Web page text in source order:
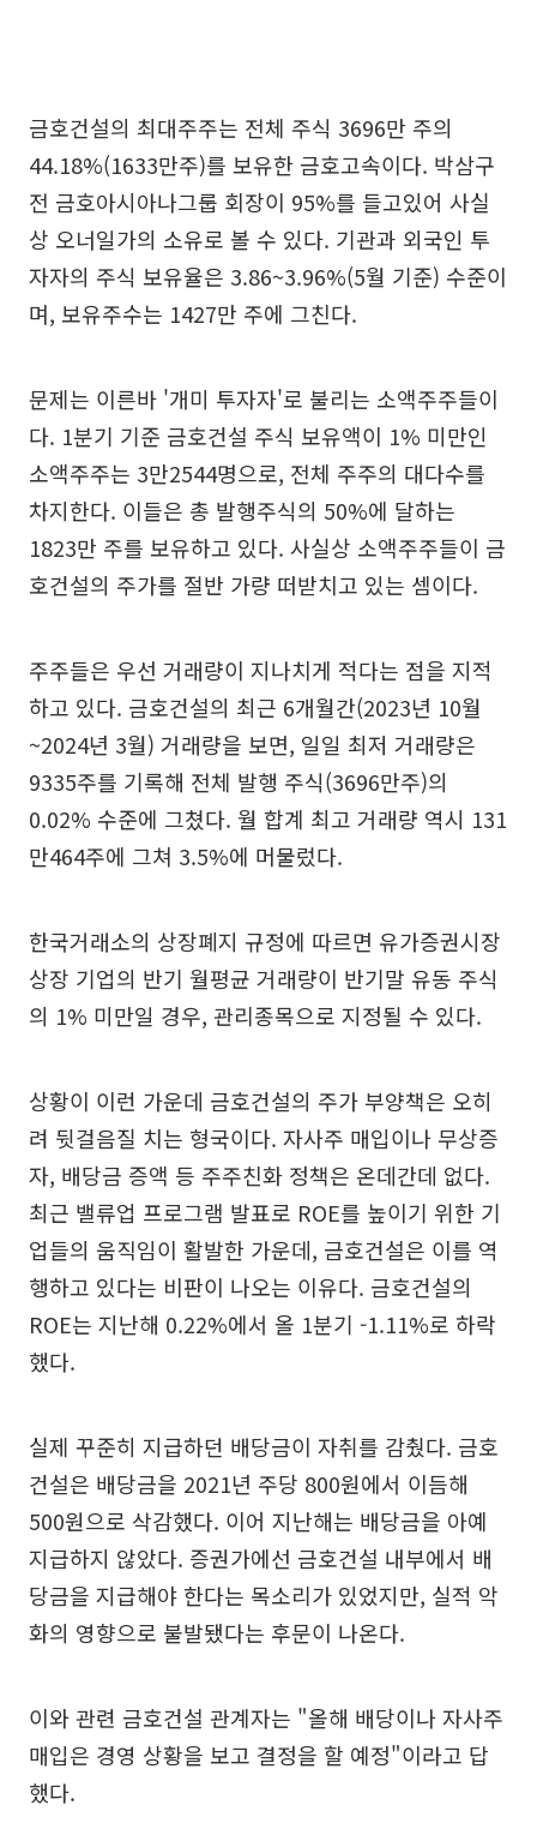
금호건설의 최대주주는 전체 주식 3696만 주의
44.18%(1633만주)를 보유한 금호고속이다. 박삼구
전 금호아시아나그룹 회장이 95%를 들고있어 사실
상 오너일가의 소유로 볼 수 있다. 기관과 외국인 투
자자의 주식 보유율은 3.86~3.96%(5월 기준) 수준이
며, 보유주수는 1427만 주에 그친다.
문제는 이른바 '개미 투자자'로 불리는 소액주주들이
다. 1분기 기준 금호건설 주식 보유액이 1% 미만인
소액주주는 3만2544명으로, 전체 주주의 대다수를
차지한다. 이들은 총 발행주식의 50%에 달하는
1823만 주를 보유하고 있다. 사실상 소액주주들이 금
호건설의 주가를 절반 가량 떠받치고 있는 셈이다.
주주들은 우선 거래량이 지나치게 적다는 점을 지적
하고 있다. 금호건설의 최근 6개월간(2023년 10월
~2024년 3월) 거래량을 보면, 일일 최저 거래량은
9335주를 기록해 전체 발행 주식(3696만주)의
0.02% 수준에 그쳤다. 월 합계 최고 거래량 역시 131
만464주에 그쳐 3.5%에 머물렀다.
한국거래소의 상장폐지 규정에 따르면 유가증권시장
상장 기업의 반기 월평균 거래량이 반기말 유동 주식
의 1% 미만일 경우, 관리종목으로 지정될 수 있다.
상황이 이런 가운데 금호건설의 주가 부양책은 오히
려 뒷걸음질 치는 형국이다. 자사주 매입이나 무상증
자, 배당금 증액 등 주주친화 정책은 온데간데 없다.
최근 밸류업 프로그램 발표로 ROE를 높이기 위한 기
업들의 움직임이 활발한 가운데, 금호건설은 이를 역
행하고 있다는 비판이 나오는 이유다. 금호건설의
ROE는 지난해 0.22%에서 올 1분기 -1.11%로 하락
했다.
실제 꾸준히 지급하던 배당금이 자취를 감췄다. 금호
건설은 배당금을 2021년 주당 800원에서 이듬해
500원으로 삭감했다. 이어 지난해는 배당금을 아예
지급하지 않았다. 증권가에선 금호건설 내부에서 배
당금을 지급해야 한다는 목소리가 있었지만, 실적 악
화의 영향으로 불발됐다는 후문이 나온다.
이와 관련 금호건설 관계자는 "올해 배당이나 자사주
매입은 경영 상황을 보고 결정을 할 예정"이라고 답
했다.